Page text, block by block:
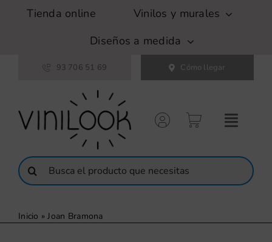
SaltarTienda online
Vinilos y murales
Diseños a medida
93 706 51 69 Cómo llegar
Buscar:
Inicio »Joan Bramona